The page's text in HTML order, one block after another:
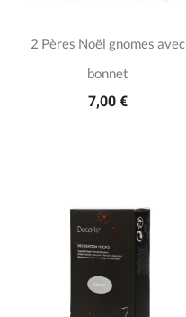
2 Pères Noël gnomes avec
bonnet
7,00 €